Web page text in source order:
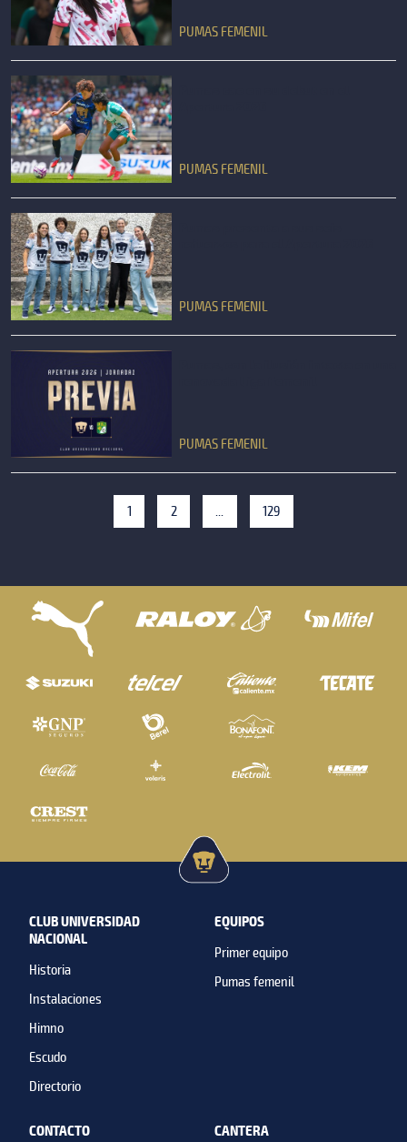
PUMAS FEMENIL
PUMAS FEMENIL
PUMAS FEMENIL
PUMAS FEMENIL
1 2 ... 129
CLUB UNIVERSIDAD
NACIONAL
Historia
Instalaciones
Himno
Escudo
Directorio
EQUIPOS
Primer equipo
Pumas femenil
CONTACTO CANTERA